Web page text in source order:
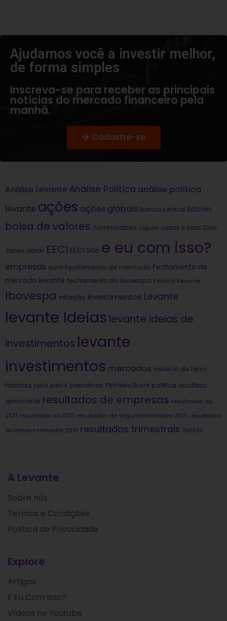
Ajudamos você a investir melhor,
de forma simples​
Inscreva-se para receber as principais
notícias do mercado financeiro pela
manhã.
Cadastre-se
Análise Levante Análise Política análise política
levante ações ações globais banco central bitcoin
bolsa de valores commodities copom curtas e boas Dow
Jones dólar EECI EECI Site e eu com isso?
empresas euro Fechamento de mercado Fechamento de
mercado levante fechamento do ibovespa Federal Reserve
Ibovespa inflação investimentos Levante
levante Ideias levante ideias de
investimentos levante
investimentos mercados minério de ferro
Nasdaq petr3 petr4 petrobras Petróleo Brent política resultado
operacional resultados de empresas resultados do
2T21 resultados do 3T21 resultados do segundo trimestre 2021 resultados
do terceiro trimestre 2021 resultados trimestrais S&P500
A Levante
Sobre nós
Termos e Condições
Política de Privacidade
Explore
Artigos
E Eu Com Isso?
Vídeos no Youtube